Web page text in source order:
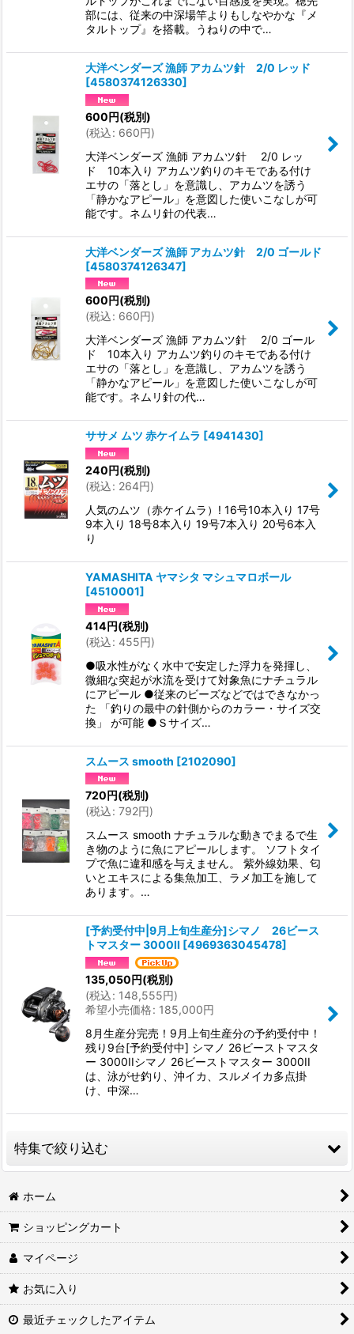
部には、従来の中深場竿よりもしなやかな『メ
タルトップ』を搭載。うねりの中で…
大洋ベンダーズ 漁師 アカムツ針 2/0 レッド
[4580374126330]
600円(税別)
(税込: 660円)
大洋ベンダーズ 漁師 アカムツ針 2/0 レッ
ド 10本入り アカムツ釣りのキモである付け
エサの「落とし」を意識し、アカムツを誘う
「静かなアピール」を意図した使いこなしが可
能です。ネムリ針の代表…
大洋ベンダーズ 漁師 アカムツ針 2/0 ゴールド
[4580374126347]
600円(税別)
(税込: 660円)
大洋ベンダーズ 漁師 アカムツ針 2/0 ゴール
ド 10本入り アカムツ釣りのキモである付け
エサの「落とし」を意識し、アカムツを誘う
「静かなアピール」を意図した使いこなしが可
能です。ネムリ針の代…
ササメ ムツ 赤ケイムラ [4941430]
240円(税別)
(税込: 264円)
人気のムツ（赤ケイムラ）! 16号10本入り 17号
9本入り 18号8本入り 19号7本入り 20号6本入
り
YAMASHITA ヤマシタ マシュマロボール
[4510001]
414円(税別)
(税込: 455円)
●吸水性がなく水中で安定した浮力を発揮し、
微細な突起が水流を受けて対象魚にナチュラル
にアピール ●従来のビーズなどではできなかっ
た 「釣りの最中の針側からのカラー・サイズ交
換」 が可能 ●Ｓサイズ…
スムース smooth [2102090]
720円(税別)
(税込: 792円)
スムース smooth ナチュラルな動きでまるで生
き物のように魚にアピールします。 ソフトタイ
プで魚に違和感を与えません。 紫外線効果、匂
いとエキスによる集魚加工、ラメ加工を施して
あります。…
[予約受付中|9月上旬生産分]シマノ 26ビース
トマスター 3000II [4969363045478]
135,050円(税別)
(税込: 148,555円)
希望小売価格: 185,000円
8月生産分完売！9月上旬生産分の予約受付中！
残り9台[予約受付中] シマノ 26ビーストマスタ
ー 3000IIシマノ 26ビーストマスター 3000II
は、泳がせ釣り、沖イカ、スルメイカ多点掛
け、中深…
特集で絞り込む
2026年新製品情報局
▼シマアジ特集
▼クロマグロ釣り
▼トラフグ特集
ホーム
ショッピングカート
マイページ
お気に入り
最近チェックしたアイテム